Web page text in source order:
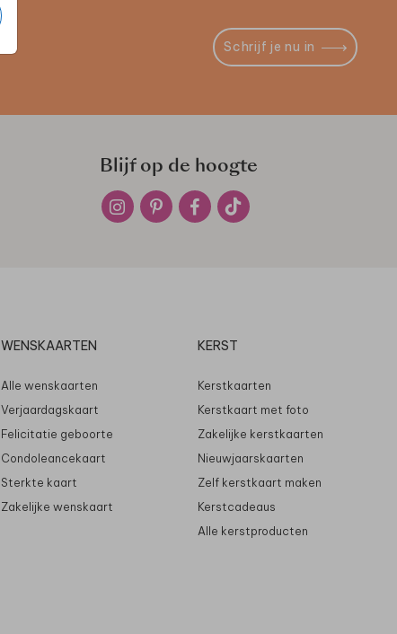
Schrijf je nu in
Blijf op de hoogte
WENSKAARTEN
Alle wenskaarten
Verjaardagskaart
Felicitatie geboorte
Condoleancekaart
Sterkte kaart
Zakelijke wenskaart
KERST
Kerstkaarten
Kerstkaart met foto
Zakelijke kerstkaarten
Nieuwjaarskaarten
Zelf kerstkaart maken
Kerstcadeaus
Alle kerstproducten